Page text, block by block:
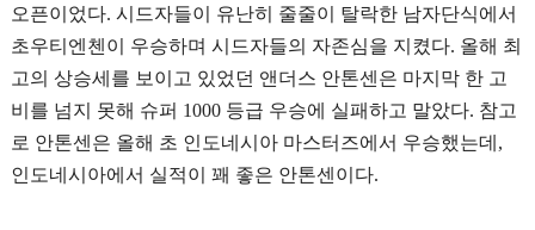
오픈이었다. 시드자들이 유난히 줄줄이 탈락한 남자단식에서
초우티엔첸이 우승하며 시드자들의 자존심을 지켰다. 올해 최
고의 상승세를 보이고 있었던 앤더스 안톤센은 마지막 한 고
비를 넘지 못해 슈퍼 1000 등급 우승에 실패하고 말았다. 참고
로 안톤센은 올해 초 인도네시아 마스터즈에서 우승했는데,
인도네시아에서 실적이 꽤 좋은 안톤센이다.